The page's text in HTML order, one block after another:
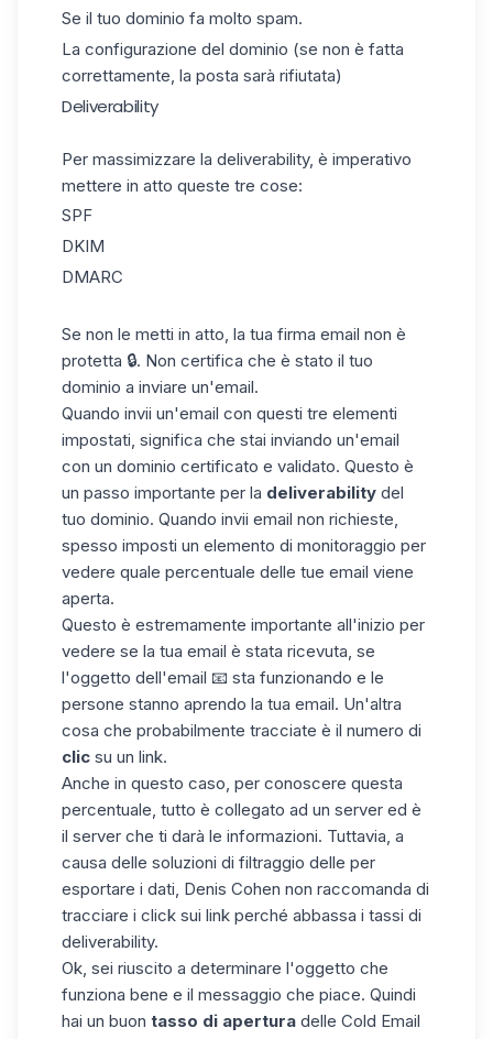
Se il tuo dominio fa molto spam.
La configurazione del dominio (se non è fatta
correttamente, la posta sarà rifiutata)
Deliverability
Per massimizzare la deliverability, è imperativo
mettere in atto queste tre cose:
SPF
DKIM
DMARC
Se non le metti in atto, la tua firma email non è
protetta 🔒. Non certifica che è stato il tuo
dominio a inviare un'email.
Quando invii un'email con questi tre elementi
impostati, significa che stai inviando un'email
con un dominio certificato e validato. Questo è
un passo importante per la deliverability del
tuo dominio. Quando invii email non richieste,
spesso imposti un elemento di monitoraggio per
vedere quale percentuale delle tue email viene
aperta.
Questo è estremamente importante all'inizio per
vedere se la tua email è stata ricevuta, se
l'oggetto dell'email 📧 sta funzionando e le
persone stanno aprendo la tua email. Un'altra
cosa che probabilmente tracciate è il numero di
clic su un link.
Anche in questo caso, per conoscere questa
percentuale, tutto è collegato ad un server ed è
il server che ti darà le informazioni. Tuttavia, a
causa delle soluzioni di filtraggio delle per
esportare i dati , Denis Cohen non raccomanda di
tracciare i click sui link perché abbassa i tassi di
deliverability.
Ok, sei riuscito a determinare l'oggetto che
funziona bene e il messaggio che piace. Quindi
hai un buon tasso di apertura delle Cold Email